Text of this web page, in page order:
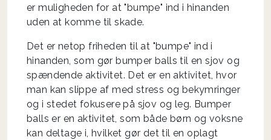
er muligheden for at "bumpe" ind i hinanden
uden at komme til skade.
Det er netop friheden til at "bumpe" ind i
hinanden, som gør bumper balls til en sjov og
spændende aktivitet. Det er en aktivitet, hvor
man kan slippe af med stress og bekymringer
og i stedet fokusere på sjov og leg. Bumper
balls er en aktivitet, som både børn og voksne
kan deltage i, hvilket gør det til en oplagt